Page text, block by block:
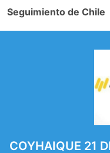
Seguimiento de Chile
COYHAIQUE 21